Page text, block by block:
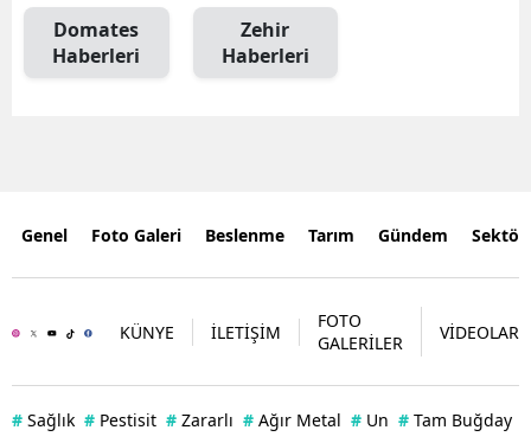
Domates
Haberleri
Zehir
Haberleri
Genel Foto Galeri Beslenme Tarım Gündem
KÜNYE İLETİŞİM
FOTO
GALERİLER
VİDEOLAR
# Sağlık # Pestisit # Zararlı # Ağır Metal # Un # Tam Buğday